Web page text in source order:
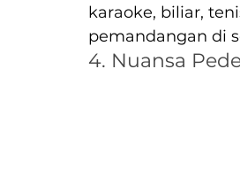
karaoke, biliar,
pemandangan di
4. Nuansa